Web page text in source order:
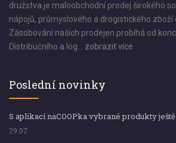
družstva je maloobchodní prodej širokého
nápojů, průmyslového a drogistického zboží
Zásobování našich prodejen probíhá od
Distribučního a log... zobrazit více
Poslední novinky
S aplikací naCOOPka vybrané produkty
29.07